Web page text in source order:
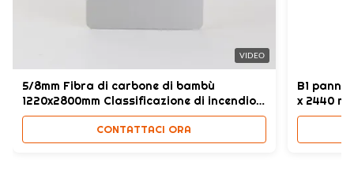
VIDEO
5/8mm Fibra di carbone di bambù
1220x2800mm Classificazione di incendio
B
CONTATTACI ORA
B1
x 2440